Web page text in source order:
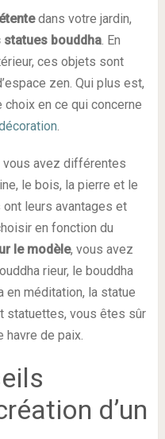
dans votre jardin,
statues bouddha. En
ces objets sont
zen. Qui plus est,
en ce qui concerne
.
vous avez différentes
le bois, la pierre et le
leurs avantages et
en fonction du
le modèle, vous avez
rieur, le bouddha
en méditation, la statue
statuettes, vous êtes sûr
havre de paix.
d’un